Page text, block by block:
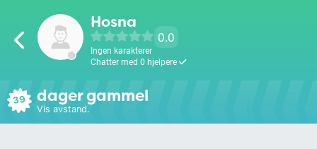
Hosna
0.0
Ingen karakterer
Chatter med 0 hjelpere
39 dager gammel
Vis avstand.